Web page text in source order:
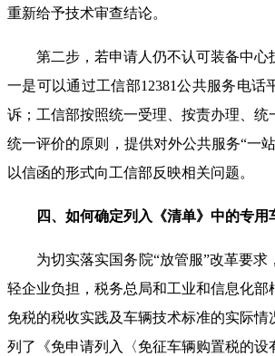
重新给予技术审查结论。
第二步，若申请人仍不认可装备中心
一是可以通过工信部12381公共服务电话
诉；工信部按照统一受理、按责办理、统
统一评价的原则，提供对外公共服务“一
以信函的形式向工信部反映相关问题。
四、如何确定列入《清单》中的专用
为切实落实国务院“放管服”改革要求
轻企业负担，税务总局和工业和信息化部
免税的税收实践及车辆技术标准的实际情
列了《免申请列入〈免征车辆购置税的设